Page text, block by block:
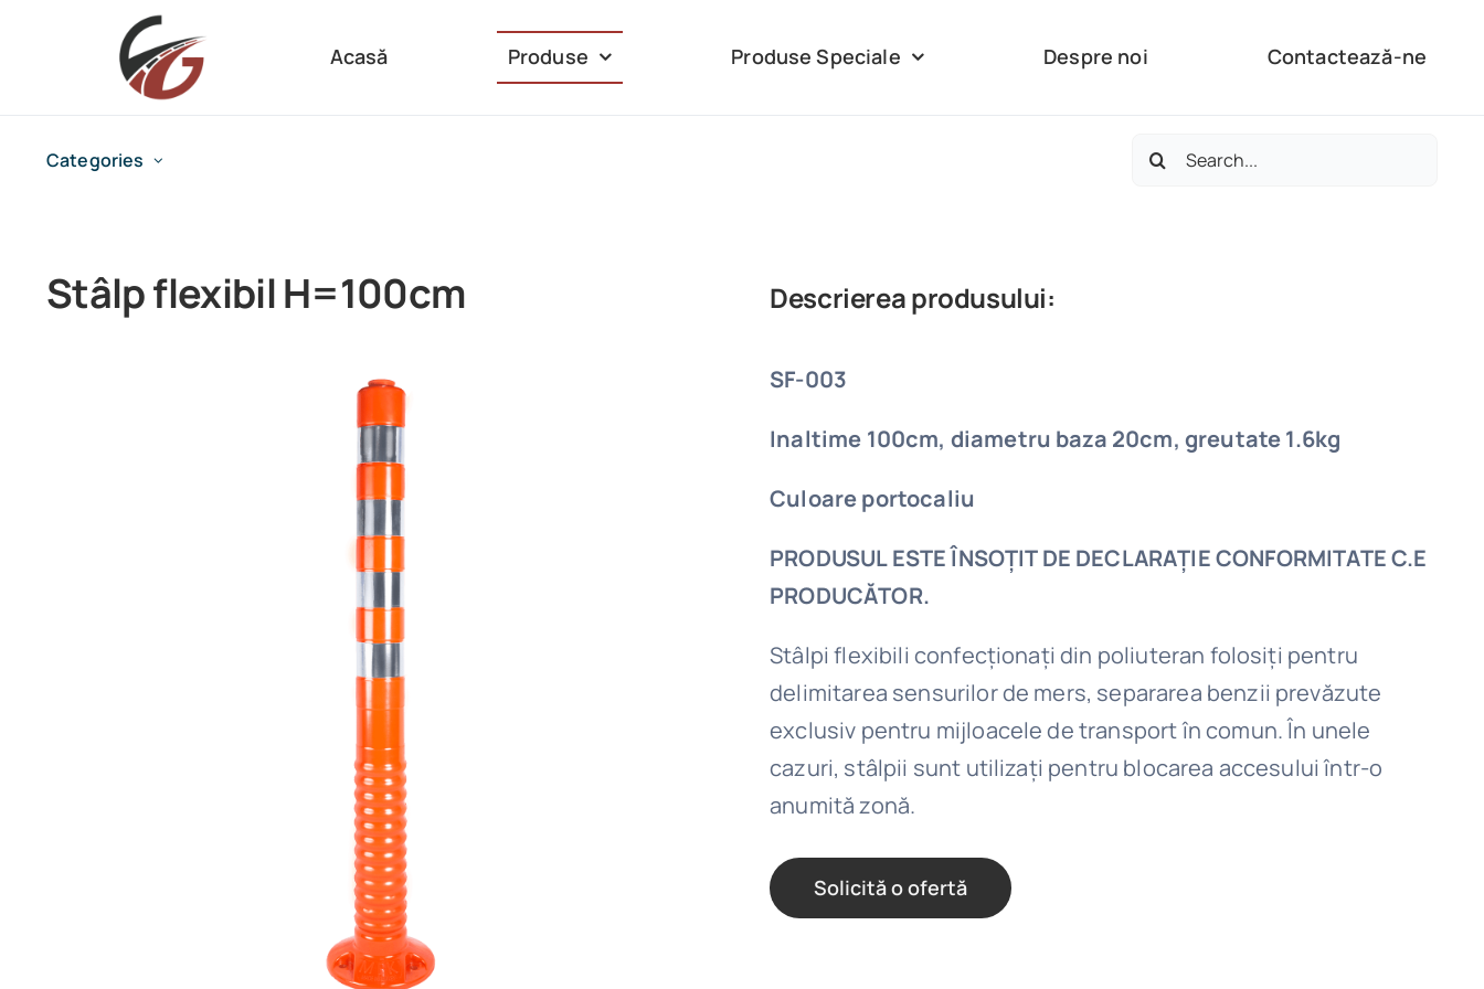
Acasă Produse Produse Speciale Despre noi Contactează-ne
Categories
Search
Stâlp flexibil H=100cm Descrierea produsului:
SF-003
Inaltime 100cm, diametru baza 20cm, greutate 1.6kg
Culoare portocaliu
PRODUSUL ESTE ÎNSOȚIT DE DECLARAȚIE CONFORMITATE C.E
PRODUCĂTOR.
Stâlpi flexibili confecționați din poliuteran folosiți pentru
delimitarea sensurilor de mers, separarea benzii prevăzute
exclusiv pentru mijloacele de transport în comun. În unele
cazuri, stâlpii sunt utilizați pentru blocarea accesului într-o
anumită zonă.
Solicită o ofertă